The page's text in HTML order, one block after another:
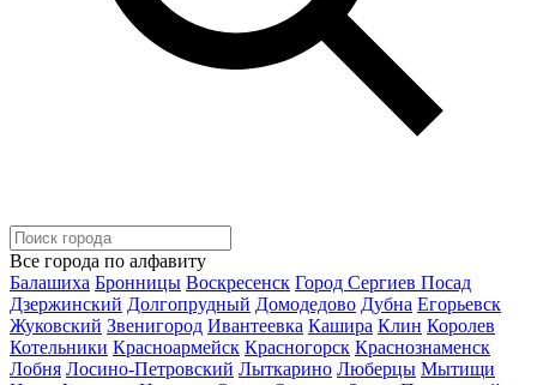
Все города по алфавиту
Балашиха Бронницы Воскресенск Город Сергиев Посад
Дзержинский Долгопрудный Домодедово Дубна Егорьевск
Жуковский Звенигород Ивантеевка Кашира Клин Королев
Котельники Красноармейск Красногорск Краснознаменск
Лобня Лосино-Петровский Лыткарино Люберцы Мытищи